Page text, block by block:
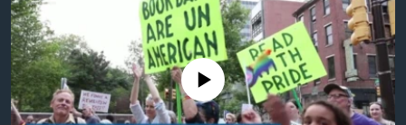
Learning English
СОЦИАЛЬНЫЕ СЕТИNo media source currently available